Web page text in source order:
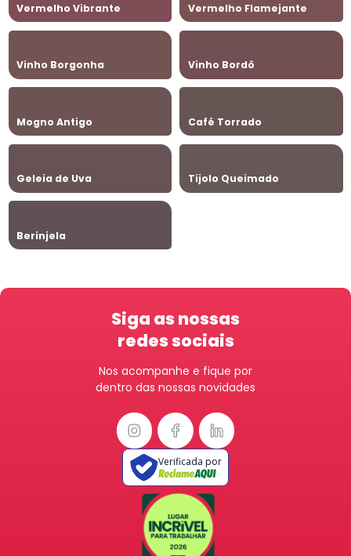
Vermelho Vibrante Vermelho Flamejante
Vinho Borgonha Vinho Bordô
Mogno Antigo Café Torrado
Geleia de Uva Tijolo Queimado
Berinjela
Siga as nossas
redes sociais
Nos acompanhe e fique por
dentro das nossas novidades
Verificada por